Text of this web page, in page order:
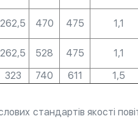
262,5 470 475 1,1
262,5 528 475 1,1
323 740 611 1,5
стандартів якості